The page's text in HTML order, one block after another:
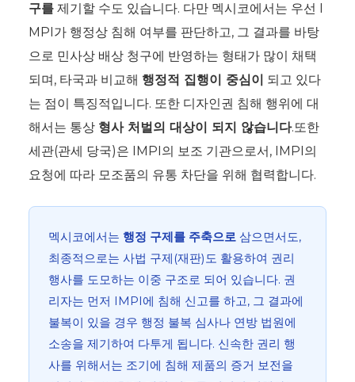
구를 제기할 수도 있습니다. 다만 멕시코에서는 우선 I
MPI가 행정상 침해 여부를 판단하고, 그 결과를 바탕
으로 민사상 배상 청구에 반영하는 형태가 많이 채택
되며, 타국과 비교해 행정적 집행이 중심이 되고 있다
는 점이 특징적입니다. 또한 디자인권 침해 행위에 대
해서는 통상 형사 처벌의 대상이 되지 않습니다.또한
세관(관세 당국)은 IMPI의 보조 기관으로서, IMPI의
요청에 따라 모조품의 유통 차단을 위해 협력합니다.
멕시코에서는 행정 구제를 주축으로 삼으면서도,
최종적으로는 사법 구제(재판)도 활용하여 권리
행사를 도모하는 이중 구조로 되어 있습니다. 권
리자는 먼저 IMPI에 침해 신고를 하고, 그 결과에
불복이 있을 경우 행정 불복 심사나 연방 법원에
소송을 제기하여 다투게 됩니다. 신속한 권리 행
사를 위해서는 조기에 침해 제품의 증거 보전을